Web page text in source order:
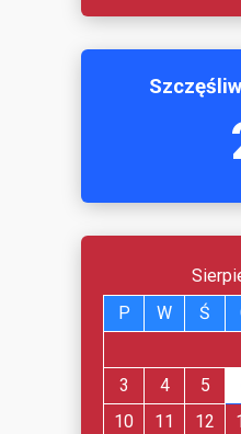
P
W Ś
3
4 5
10
11 12